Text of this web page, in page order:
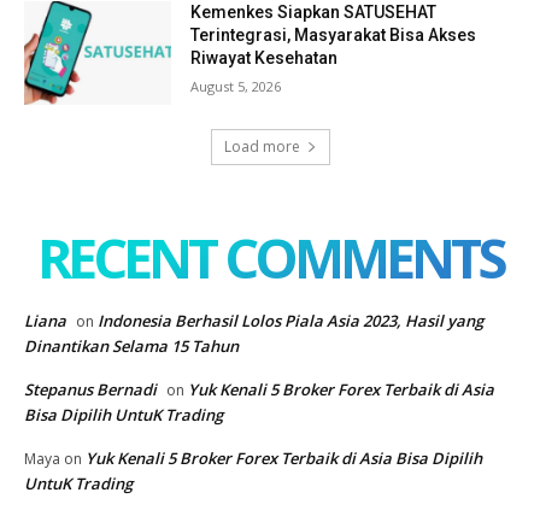
Kemenkes Siapkan SATUSEHAT
Terintegrasi, Masyarakat Bisa Akses
Riwayat Kesehatan
August 5, 2026
Load more
RECENT COMMENTS
Liana on Indonesia Berhasil Lolos Piala Asia 2023, Hasil yang
Dinantikan Selama 15 Tahun
Stepanus Bernadi on Yuk Kenali 5 Broker Forex Terbaik di Asia
Bisa Dipilih UntuK Trading
Maya on Yuk Kenali 5 Broker Forex Terbaik di Asia Bisa Dipilih
UntuK Trading